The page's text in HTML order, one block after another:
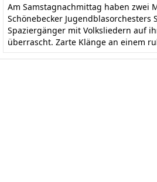
Am Samstagnachmittag haben zwei
Schönebecker
Spaziergänger mit Volksliedern auf
überrascht. Zarte Klänge an einem